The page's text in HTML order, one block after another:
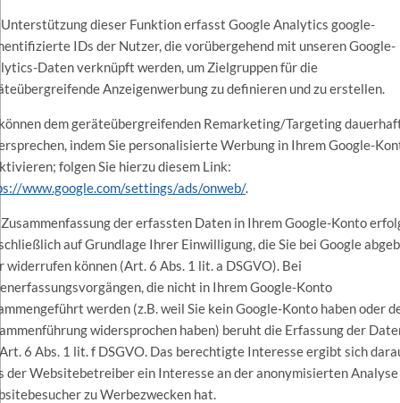
dieser Funktion erfasst Google Analytics google-
IDs der Nutzer, die vorübergehend mit unseren Google-
Daten verknüpft werden, um Zielgruppen für die
Anzeigenwerbung zu definieren und zu erstellen.
dem geräteübergreifenden Remarketing/Targeting
indem Sie personalisierte Werbung in Ihrem Google-
folgen Sie hierzu diesem Link:
www.google.com/settings/ads/onweb/.
der erfassten Daten in Ihrem Google-Konto
auf Grundlage Ihrer Einwilligung, die Sie bei Google
widerrufen können (Art. 6 Abs. 1 lit. a DSGVO). Bei
die nicht in Ihrem Google-Konto
werden (z.B. weil Sie kein Google-Konto haben oder
widersprochen haben) beruht die Erfassung der
6 Abs. 1 lit. f DSGVO. Das berechtigte Interesse ergibt sich
der Websitebetreiber ein Interesse an der anonymisierten
zu Werbezwecken hat.